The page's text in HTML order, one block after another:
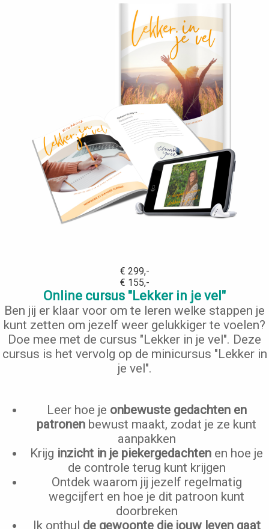
€ 299,-
€ 155,-
Online cursus "Lekker in je vel"
Ben jij er klaar voor om te leren welke stappen je
kunt zetten om jezelf weer gelukkiger te voelen?
Doe mee met de cursus "Lekker in je vel". Deze
cursus is het vervolg op de minicursus "Lekker in
je vel".
Leer hoe je onbewuste gedachten en
patronen bewust maakt, zodat je ze kunt
aanpakken
Krijg inzicht in je piekergedachten en hoe je
de controle terug kunt krijgen
Ontdek waarom jij jezelf regelmatig
wegcijfert en hoe je dit patroon kunt
doorbreken
Ik onthul de gewoonte die jouw leven gaat